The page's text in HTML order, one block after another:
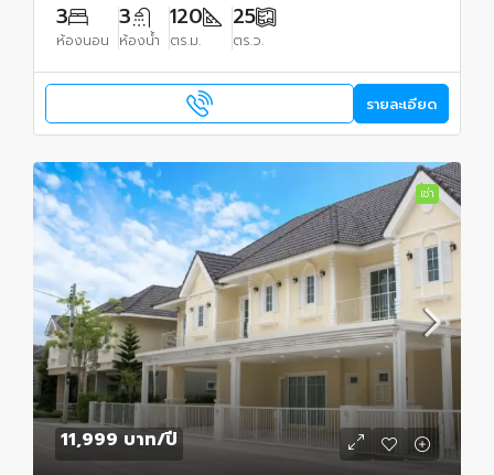
3
ห้องนอน
3
ห้องน้ำ
120
ตร.ม.
25
ตร.ว.
รายละเอียด
เช่า
11,999 บาท/ปี